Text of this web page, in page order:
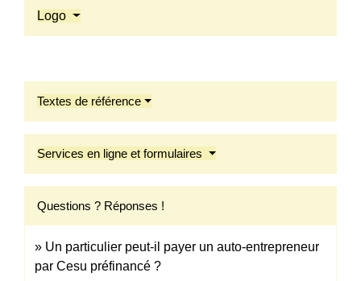
Logo
Textes de référence
Services en ligne et formulaires
Questions ? Réponses !
Un particulier peut-il payer un auto-entrepreneur
par Cesu préfinancé ?